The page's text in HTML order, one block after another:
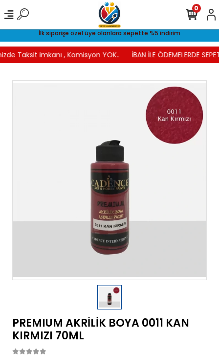
İlk siparişe özel üye olanlara sepette %5 indirim
Taksit imkanı , Komisyon YOK.. İBAN İLE ÖDEMELERDE
0
PREMIUM AKRİLİK BOYA 0011 KAN
KIRMIZI 70ML